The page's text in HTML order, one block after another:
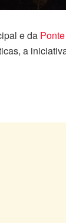
e da
a